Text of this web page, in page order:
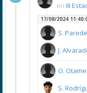
en III
17/08/2024
S.
J.
O.
S.